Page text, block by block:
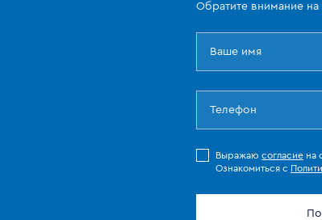
Обратите внимание
Выражаю согласие на
Ознакомиться с